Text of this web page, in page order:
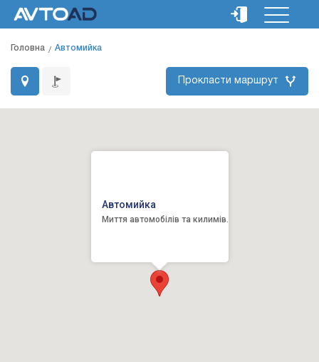
Головна Автомийка
Прокласти маршрут
Автомийка
Миття автомобілів та килимів.